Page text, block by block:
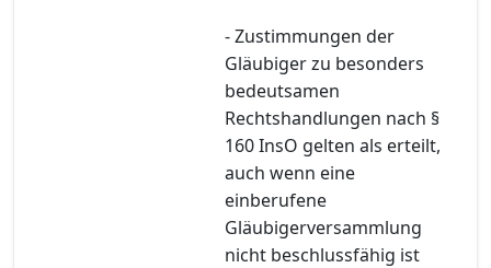
- Zustimmungen der
Gläubiger zu besonders
bedeutsamen
Rechtshandlungen nach §
160 InsO gelten als erteilt,
auch wenn eine
einberufene
Gläubigerversammlung
nicht beschlussfähig ist